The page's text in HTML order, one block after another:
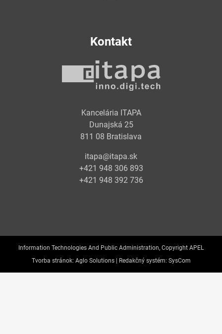
Kontakt
Kancelária ITAPA
Dunajská 25
811 08 Bratislava
itapa@itapa.sk
+421 948 306 893
+421 948 392 736
Information Technologies And Public Administration, Copyright APEL
Tvorba stránok: Aglo Solutions | Redakčný systém: SysCom